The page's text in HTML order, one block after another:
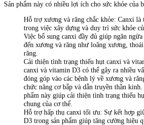
Sản phẩm này có nhiều lợi ích cho sức khỏe của
Hỗ trợ xương và răng chắc khỏe: Canxi là
trong việc xây dựng và duy trì sức khỏe
Việc bổ sung canxi đầy đủ giúp ngăn
đến xương và răng như loãng xương,
răng.
Cải thiện tình trạng thiếu hụt canxi và
canxi và vitamin D3 có thể gây ra nhiều
đóng góp vào các bệnh lý về xương và
chức năng cơ bắp và dẫn truyền thần
phẩm này giúp cải thiện tình trạng thiếu
chung của cơ thể.
Hỗ trợ hấp thụ canxi tối ưu: Sự kết hợp
D3 trong sản phẩm giúp tăng cường hiệu